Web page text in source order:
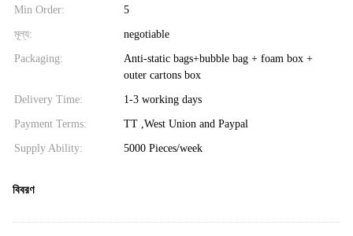
Min Order: 5
মূল্য: negotiable
Packaging:
Anti-static bags+bubble bag + foam box +
outer cartons box
Delivery Time: 1-3 working days
Payment Terms: TT ,West Union and Paypal
Supply Ability: 5000 Pieces/week
বিবরণ